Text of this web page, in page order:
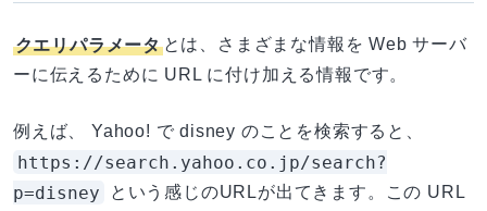
クエリパラメータとは、さまざまな情報を Web サーバ
ーに伝えるために URL に付け加える情報です。
例えば、 Yahoo! で disney のことを検索すると、
https://search.yahoo.co.jp/search?
p=disney
という感じのURLが出てきます。この URL